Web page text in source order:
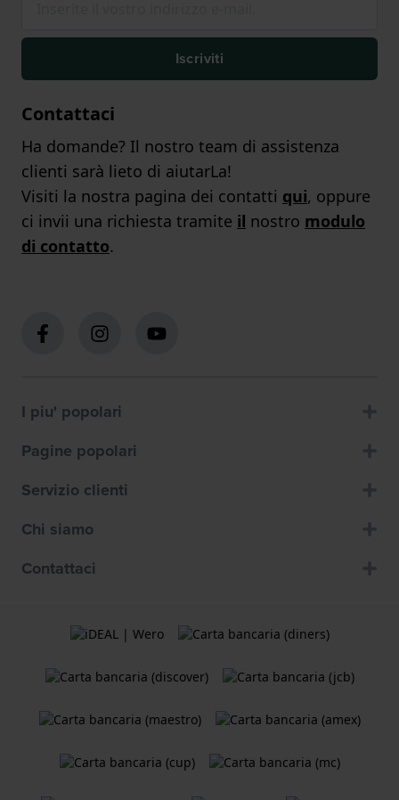
Iscriviti
Contattaci
Ha domande? Il nostro team di assistenza
clienti sarà lieto di aiutarLa!
Visiti la nostra pagina dei contatti qui, oppure
ci invii una richiesta tramite il nostro modulo
di contatto.
I piu' popolari
Pagine popolari
Servizio clienti
Chi siamo
Contattaci